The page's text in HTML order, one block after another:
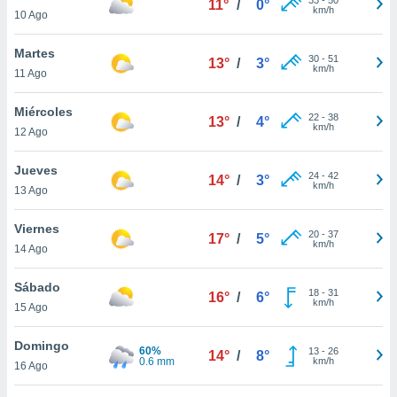
más
nuestra
y
de
disponible
cookies
aceptar
10 Ago
11° / 0°
km/h
Martes
11 Ago
13° / 3° 30- 51
km/h
Miércoles
12 Ago
13° / 4° 22- 38
km/h
Jueves
13 Ago
14° / 3° 24- 42
km/h
Viernes
14 Ago
17° / 5° 20- 37
km/h
Sábado
15 Ago
16° / 6° 18- 31
km/h
Domingo
16 Ago
60%
0.6 mm
14° / 8° 13- 26
km/h